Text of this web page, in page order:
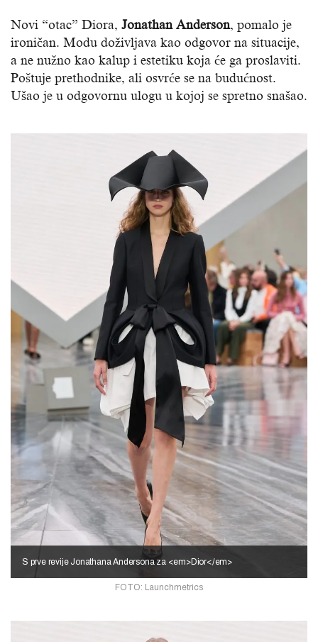
Novi “otac” Diora, Jonathan Anderson, pomalo je
ironičan. Modu doživljava kao odgovor na situacije,
a ne nužno kao kalup i estetiku koja će ga proslaviti.
Poštuje prethodnike, ali osvrće se na budućnost.
Ušao je u odgovornu ulogu u kojoj se spretno snašao.
FOTO: Launchmetrics
S prve revije Jonathana Andersona za <em>Dior</em>